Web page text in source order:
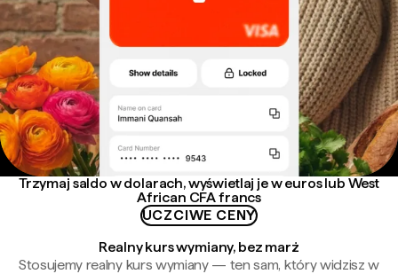
Trzymaj saldo w dolarach, wyświetlaj je w euros lub West
African CFA francs
UCZCIWE CENY
Realny kurs wymiany, bez marż
Stosujemy realny kurs wymiany — ten sam, który widzisz w